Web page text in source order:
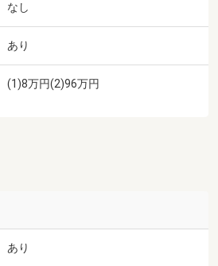
なし
あり
(1)8万円(2)96万円
あり